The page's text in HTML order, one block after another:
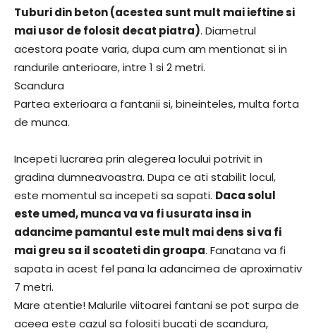
Tuburi din beton (acestea sunt mult mai ieftine si
mai usor de folosit decat piatra). Diametrul
acestora poate varia, dupa cum am mentionat si in
randurile anterioare, intre 1 si 2 metri.
Scandura
Partea exterioara a fantanii si, bineinteles, multa forta
de munca.
Incepeti lucrarea prin alegerea locului potrivit in
gradina dumneavoastra. Dupa ce ati stabilit locul,
este momentul sa incepeti sa sapati. Daca solul
este umed, munca va va fi usurata insa in
adancime pamantul este mult mai dens si va fi
mai greu sa il scoateti din groapa. Fanatana va fi
sapata in acest fel pana la adancimea de aproximativ
7 metri.
Mare atentie! Malurile viitoarei fantani se pot surpa de
aceea este cazul sa folositi bucati de scandura,